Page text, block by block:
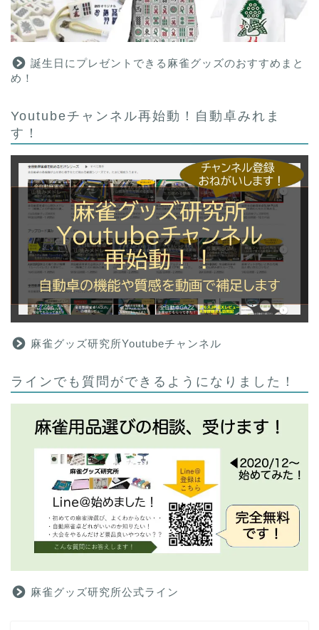
誕生日にプレゼントできる麻雀グッズのおすすめまと
め！
Youtubeチャンネル再始動！自動卓みれま
す！
麻雀グッズ研究所Youtubeチャンネル
ラインでも質問ができるようになりました！
麻雀グッズ研究所公式ライン